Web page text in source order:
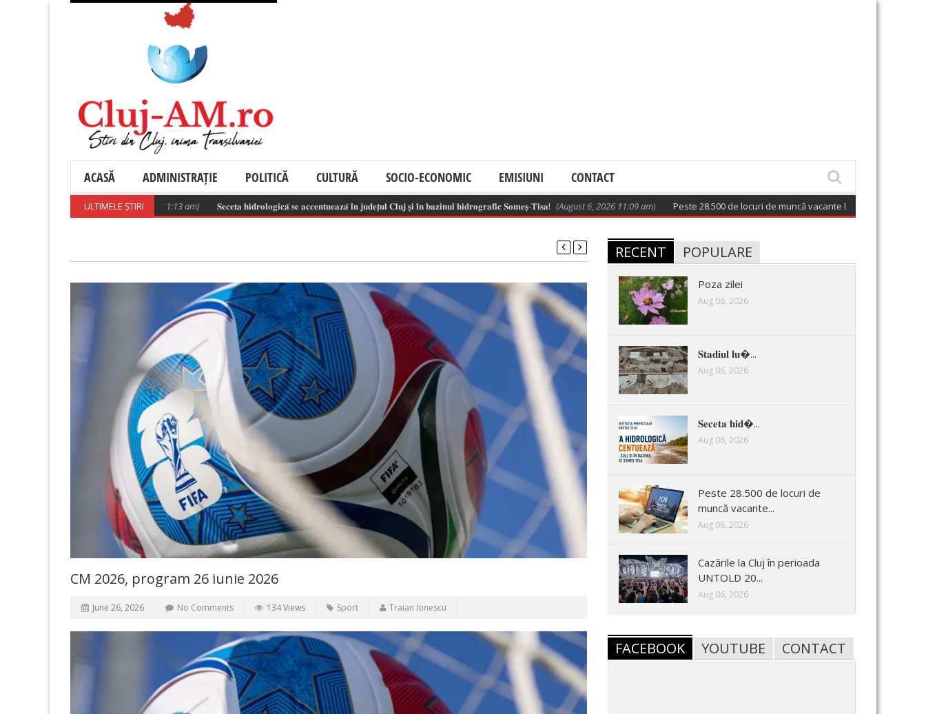
ACASĂ ADMINISTRAȚIE POLITICĂ CULTURĂ SOCIO-ECONOMIC EMISIUNI CONTACT
ULTIMELE ȘTIRI
(August 6, 2026 11:13 am) 𝐒𝐞𝐜𝐞𝐭𝐚 𝐡𝐢𝐝𝐫𝐨𝐥𝐨𝐠𝐢𝐜𝐚̆ 𝐬𝐞 𝐚𝐜𝐜𝐞𝐧𝐭𝐮𝐞𝐚𝐳𝐚̆ 𝐢̂𝐧 𝐣𝐮𝐝𝐞𝐭̦𝐮𝐥 𝐂𝐥𝐮𝐣 𝐬̦𝐢 𝐢̂𝐧 𝐛𝐚𝐳𝐢𝐧𝐮𝐥 𝐡𝐢𝐝𝐫𝐨𝐠𝐫𝐚𝐟𝐢𝐜 𝐒𝐨𝐦𝐞𝐬̦-𝐓𝐢𝐬𝐚! (August 6, 2026 11:09 am) Peste 28.500 de locuri de muncă vacante la nivel național; 128
CM 2026, program 26 iunie 2026
June 26, 2026 No Comments 134 Views Sport Traian Ionescu
RECENT POPULARE
Poza zilei
Aug 06, 2026
𝐒𝐭𝐚𝐝𝐢𝐮𝐥 𝐥𝐮�...
Aug 06, 2026
𝐒𝐞𝐜𝐞𝐭𝐚 𝐡𝐢𝐝�...
Aug 06, 2026
Peste 28.500 de locuri de
muncă vacante...
Aug 06, 2026
Cazările la Cluj în perioada
UNTOLD 20...
Aug 06, 2026
FACEBOOK YOUTUBE CONTACT